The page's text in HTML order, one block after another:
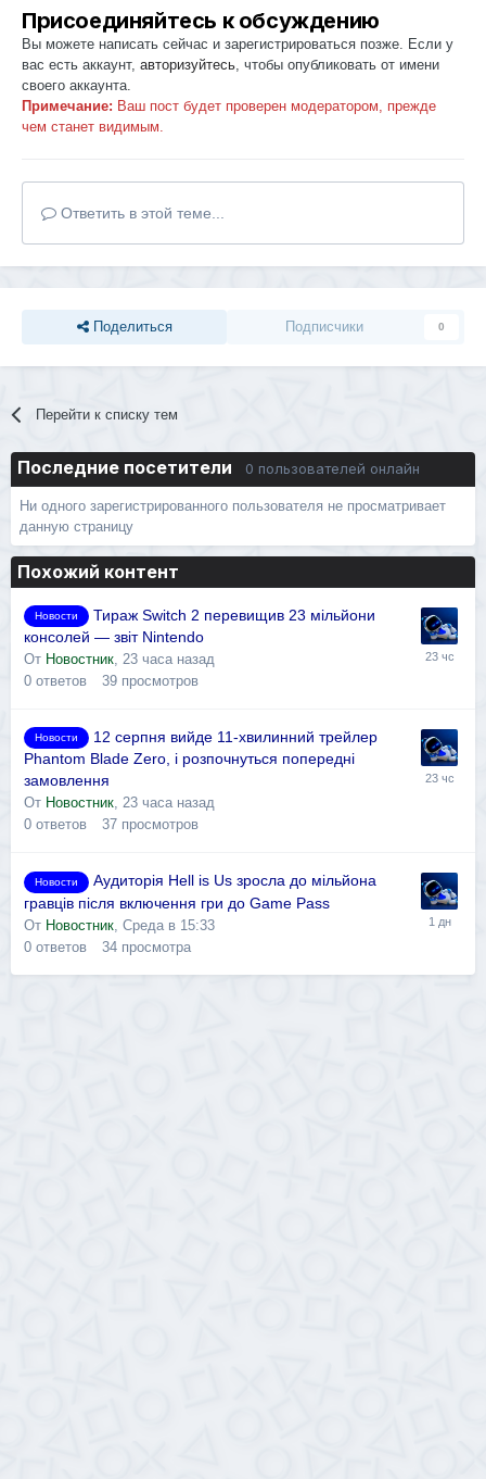
Присоединяйтесь к обсуждению
Вы можете написать сейчас и зарегистрироваться позже. Если у
вас есть аккаунт, авторизуйтесь , чтобы опубликовать от имени
своего аккаунта.
Примечание: Ваш пост будет проверен модератором, прежде
чем станет видимым.
Ответить в этой теме...
Поделиться Подписчики 0
Перейти к списку тем
Последние посетители 0 пользователей онлайн
Ни одного зарегистрированного пользователя не просматривает
данную страницу
Похожий контент
Новости
Тираж Switch 2 перевищив 23 мільйони
консолей — звіт Nintendo
От Новостник 23 часа назад
0 ответов 39 просмотров
Новости
12 серпня вийде 11-хвилинний трейлер
Phantom Blade Zero, і розпочнуться попередні
замовлення
От Новостник, 23 часа назад
0 ответов 37 просмотров
Новости
Аудиторія Hell is Us зросла до мільйона
гравців після включення гри до Game Pass
От Новостник Среда в 15:33
0 ответов 34 просмотра